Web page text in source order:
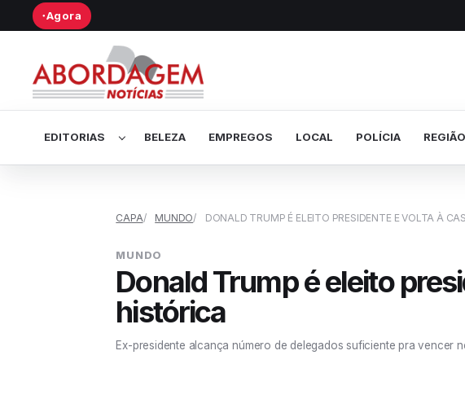
● Agora
EDITORIAS BELEZA EMPREGOS LOCAL POLÍCIA REGIÃO
CAPA MUNDO DONALD TRUMP É ELEITO PRESIDENTE E VOLTA À
MUNDO
Donald Trump é eleito
histórica
Ex-presidente alcança número de delegados suficiente pra vencer